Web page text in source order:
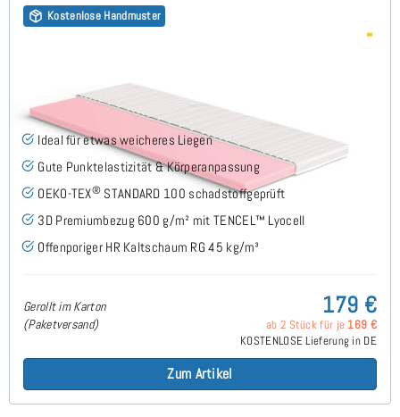
Kostenlose Handmuster
80x220 cm
Ideal für etwas weicheres Liegen
Gute Punktelastizität & Körperanpassung
OEKO-TEX® STANDARD 100 schadstoffgeprüft
3D Premiumbezug 600 g/m² mit TENCEL™ Lyocell
Offenporiger HR Kaltschaum RG 45 kg/m³
Gerollt im Karton
(Paketversand)
179 €
ab 2 Stück für je 169 €
KOSTENLOSE Lieferung in DE
Zum Artikel